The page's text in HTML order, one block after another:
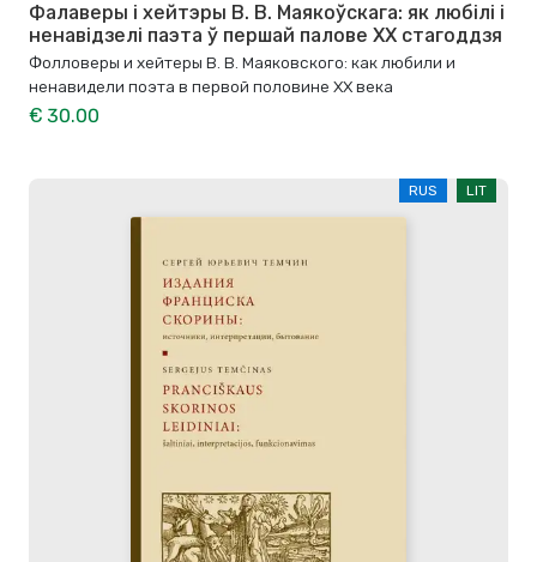
Фалаверы і хейтэры В. В. Маякоўскага: як любілі і
ненавідзелі паэта ў першай палове XX стагоддзя
Фолловеры и хейтеры В. В. Маяковского: как любили и
ненавидели поэта в первой половине XX века
€ 30.00
RUS LIT